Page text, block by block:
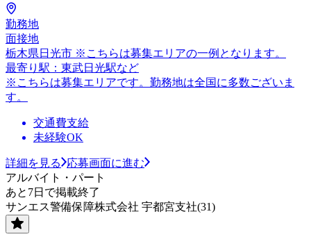
勤務地
面接地
栃木県日光市 ※こちらは募集エリアの一例となります。
最寄り駅：東武日光駅など
※こちらは募集エリアです。勤務地は全国に多数ございま
す。
交通費支給
未経験OK
詳細を見る
応募画面に進む
アルバイト・パート
あと7日で掲載終了
サンエス警備保障株式会社 宇都宮支社(31)